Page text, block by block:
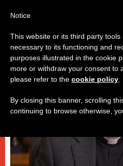
باباوات,زواج وعائلة,كنيسة محليّة
Notice
This website or its third party
necessary to its functioning and
purposes illustrated in the cookie
more or withdraw your consent to
please refer to the cookie policy
By closing this banner, scrolling
continuing to browse otherwise,